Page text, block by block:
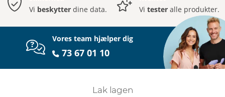
Vi beskytter dine data.
Vi tester alle produkter.
Vores team hjælper dig
73 67 01 10
Lak lagen